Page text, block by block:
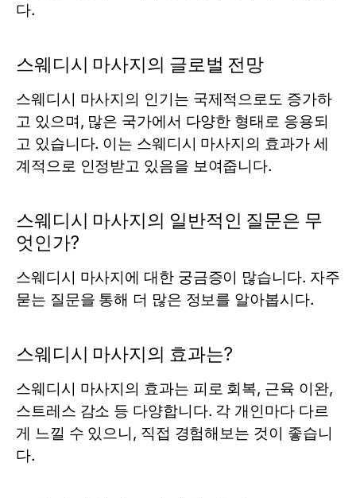
다.
스웨디시 마사지의 글로벌 전망
스웨디시 마사지의 인기는 국제적으로도 증가하
고 있으며, 많은 국가에서 다양한 형태로 응용되
고 있습니다. 이는 스웨디시 마사지의 효과가 세
계적으로 인정받고 있음을 보여줍니다.
스웨디시 마사지의 일반적인 질문은 무
엇인가?
스웨디시 마사지에 대한 궁금증이 많습니다. 자주
묻는 질문을 통해 더 많은 정보를 알아봅시다.
스웨디시 마사지의 효과는?
스웨디시 마사지의 효과는 피로 회복, 근육 이완,
스트레스 감소 등 다양합니다. 각 개인마다 다르
게 느낄 수 있으니, 직접 경험해보는 것이 좋습니
다.